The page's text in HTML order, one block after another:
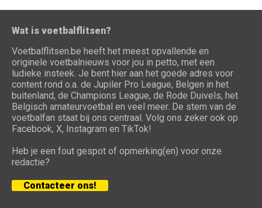
Wat is voetbalflitsen?
Voetbalflitsen.be heeft het meest opvallende en
originele voetbalnieuws voor jou in petto, met een
ludieke insteek. Je bent hier aan het goede adres voor
content rond o.a. de Jupiler Pro League, Belgen in het
buitenland, de Champions League, de Rode Duivels, het
Belgisch amateurvoetbal en veel meer. De stem van de
voetbalfan staat bij ons centraal. Volg ons zeker ook op
Facebook, X, Instagram en TikTok!
Heb je een fout gespot of opmerking(en) voor onze
redactie?
Contacteer ons!